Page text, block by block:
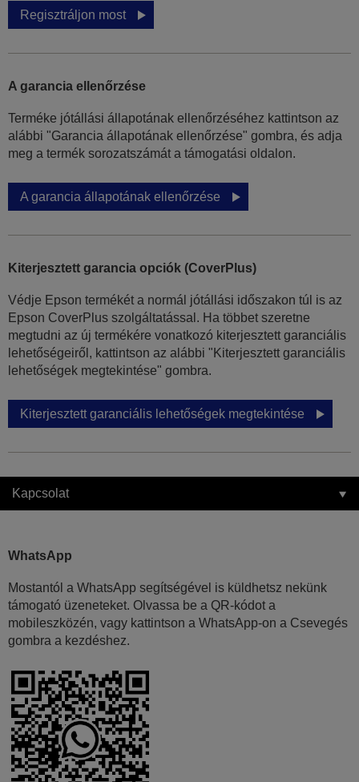
Regisztráljon most
A garancia ellenőrzése
Terméke jótállási állapotának ellenőrzéséhez kattintson az
alábbi "Garancia állapotának ellenőrzése" gombra, és adja
meg a termék sorozatszámát a támogatási oldalon.
A garancia állapotának ellenőrzése
Kiterjesztett garancia opciók (CoverPlus)
Védje Epson termékét a normál jótállási időszakon túl is az
Epson CoverPlus szolgáltatással. Ha többet szeretne
megtudni az új termékére vonatkozó kiterjesztett garanciális
lehetőségeiről, kattintson az alábbi "Kiterjesztett garanciális
lehetőségek megtekintése" gombra.
Kiterjesztett garanciális lehetőségek megtekintése
Kapcsolat
WhatsApp
Mostantól a WhatsApp segítségével is küldhetsz nekünk
támogató üzeneteket. Olvassa be a QR-kódot a
mobileszközén, vagy kattintson a WhatsApp-on a Csevegés
gombra a kezdéshez.